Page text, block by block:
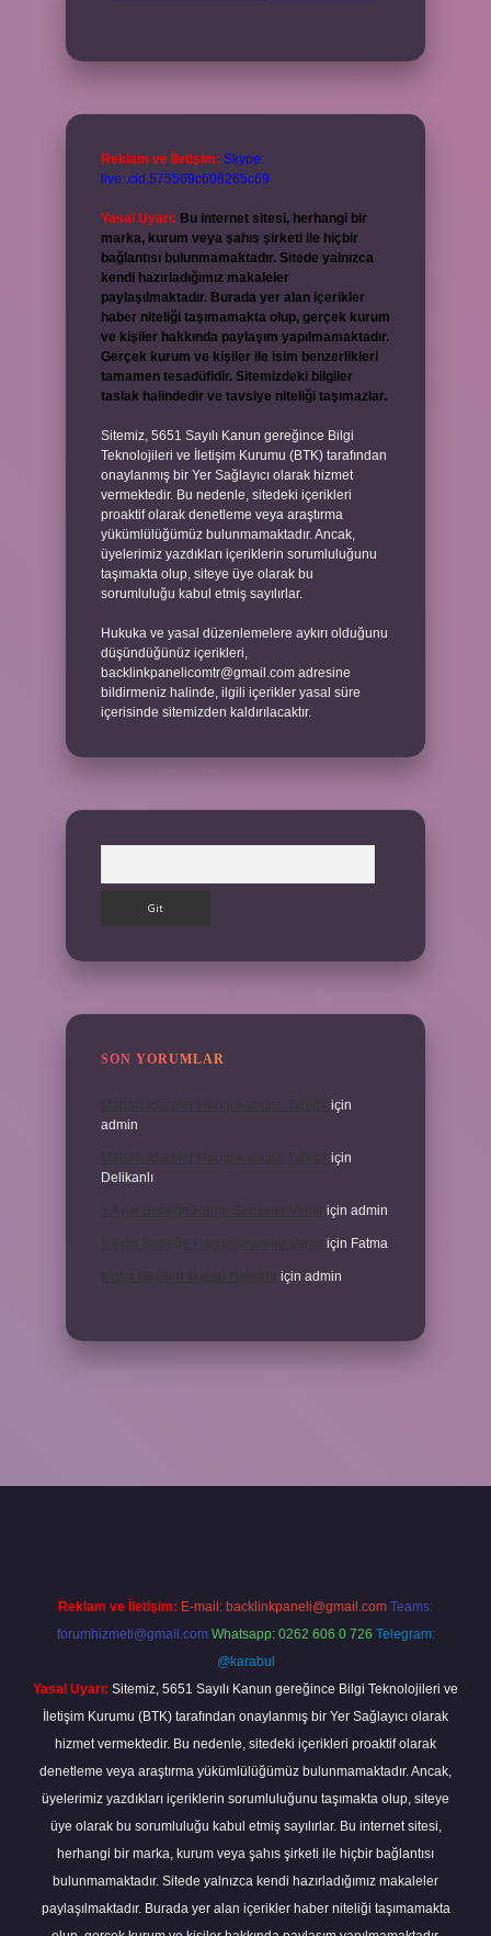
Reklam ve İletişim: Skype:
live:.cid.575569c608265c69
Yasal Uyarı: Bu internet sitesi, herhangi bir
marka, kurum veya şahıs şirketi ile hiçbir
bağlantısı bulunmamaktadır. Sitede yalnızca
kendi hazırladığımız makaleler
paylaşılmaktadır. Burada yer alan içerikler
haber niteliği taşımamakta olup, gerçek kurum
ve kişiler hakkında paylaşım yapılmamaktadır.
Gerçek kurum ve kişiler ile isim benzerlikleri
tamamen tesadüfidir. Sitemizdeki bilgiler
taslak halindedir ve tavsiye niteliği taşımazlar.
Sitemiz, 5651 Sayılı Kanun gereğince Bilgi
Teknolojileri ve İletişim Kurumu (BTK) tarafından
onaylanmış bir Yer Sağlayıcı olarak hizmet
vermektedir. Bu nedenle, sitedeki içerikleri
proaktif olarak denetleme veya araştırma
yükümlülüğümüz bulunmamaktadır. Ancak,
üyelerimiz yazdıkları içeriklerin sorumluluğunu
taşımakta olup, siteye üye olarak bu
sorumluluğu kabul etmiş sayılırlar.
Hukuka ve yasal düzenlemelere aykırı olduğunu
düşündüğünüz içerikleri,
backlinkpanelicomtr@gmail.com adresine
bildirmeniz halinde, ilgili içerikler yasal süre
içerisinde sitemizden kaldırılacaktır.
SON YORUMLAR
için
admin
için
Delikanlı
5 Aylık Bebeğe Hangi Sebzeler Verilir için admin
5 Aylık Bebeğe Hangi Sebzeler Verilir için Fatma
için admin
Reklam ve İletişim: E-mail: backlinkpaneli@gmail.com Teams:
forumhizmeti@gmail.com Whatsapp: 0262 606 0 726 Telegram:
@karabul
Yasal Uyarı: Sitemiz, 5651 Sayılı Kanun gereğince Bilgi Teknolojileri ve
İletişim Kurumu (BTK) tarafından onaylanmış bir Yer Sağlayıcı olarak
hizmet vermektedir. Bu nedenle, sitedeki içerikleri proaktif olarak
denetleme veya araştırma yükümlülüğümüz bulunmamaktadır. Ancak,
üyelerimiz yazdıkları içeriklerin sorumluluğunu taşımakta olup, siteye
üye olarak bu sorumluluğu kabul etmiş sayılırlar. Bu internet sitesi,
herhangi bir marka, kurum veya şahıs şirketi ile hiçbir bağlantısı
bulunmamaktadır. Sitede yalnızca kendi hazırladığımız makaleler
paylaşılmaktadır. Burada yer alan içerikler haber niteliği taşımamakta